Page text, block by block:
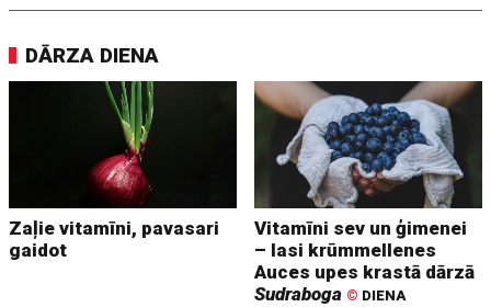
DĀRZA DIENA
Zaļie vitamīni, pavasari
gaidot
Vitamīni sev un ģimenei
– lasi krūmmellenes
Auces upes krastā dārzā
Sudraboga © DIENA